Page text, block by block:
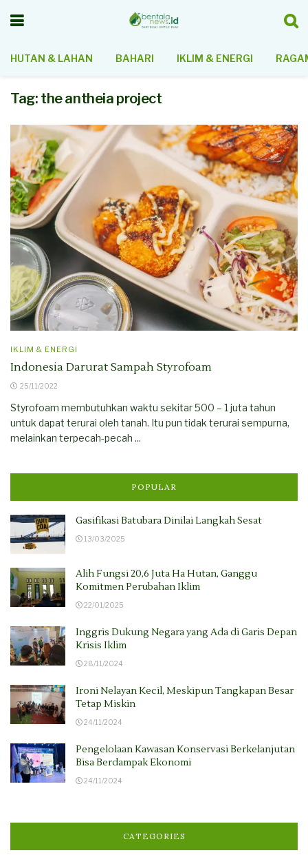
HUTAN & LAHAN BAHARI IKLIM & ENERGI
Tag: the antheia project
IKLIM & ENERGI
Indonesia Darurat Sampah Styrofoam
25/11/2022
Styrofoam membutuhkan waktu sekitar 500 – 1 juta tahun
untuk dapat terurai oleh tanah. Itu pun tidak terurai sempurna,
melainkan terpecah-pecah ...
POPULAR
Gasifikasi Batubara Dinilai Langkah Sesat
13/03/2025
Alih Fungsi 20,6 Juta Ha Hutan, Ganggu
Komitmen Perubahan Iklim
22/01/2025
Inggris Dukung Negara yang Ada di Garis Depan
Krisis Iklim
28/11/2024
Ironi Nelayan Kecil, Meskipun Tangkapan Besar
Tetap Miskin
24/11/2024
Pengelolaan Kawasan Konservasi Berkelanjutan
Bisa Berdampak Ekonomi
24/11/2024
CATEGORIES